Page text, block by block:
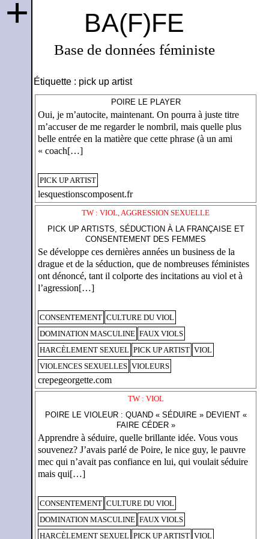
BA(F)FE
Base de données féministe
+
Étiquette : pick up artist
POIRE LE PLAYER
Oui, je m’autocite, maintenant. On pourra à juste titre
m’accuser de me regarder le nombril, mais quelle plus
belle entrée en la matière que cette phrase (à un ami
« coach[…]
PICK UP ARTIST
lesquestionscomposent.fr
TW : VIOL, AGGRESSION SEXUELLE
PICK UP ARTISTS, SÉDUCTION À LA FRANÇAISE ET
CONSENTEMENT DES FEMMES
Se développe ces dernières années un business de la
drague et de la séduction, que de nombreuses féministes
ont dénoncé, tant il colporte des incitations au viol et à
l’agression[…]
CONSENTEMENT CULTURE DU VIOL
DOMINATION MASCULINE FAUX VIOLS
HARCÈLEMENT SEXUEL PICK UP ARTIST VIOL
VIOLENCES SEXUELLES VIOLEURS
crepegeorgette.com
TW : VIOL
POIRE LE VIOLEUR : QUAND « SÉDUIRE » DEVIENT «
FAIRE CÉDER »
Apprendre à séduire, quelle brillante idée. Vous vous
souvenez? J’avais parlé de Poire, le nice guy, le pauvre
mec qui n’avait pas confiance en lui, qui voulait séduire
mais qui[…]
CONSENTEMENT CULTURE DU VIOL
DOMINATION MASCULINE FAUX VIOLS
HARCÈLEMENT SEXUEL PICK UP ARTIST VIOL